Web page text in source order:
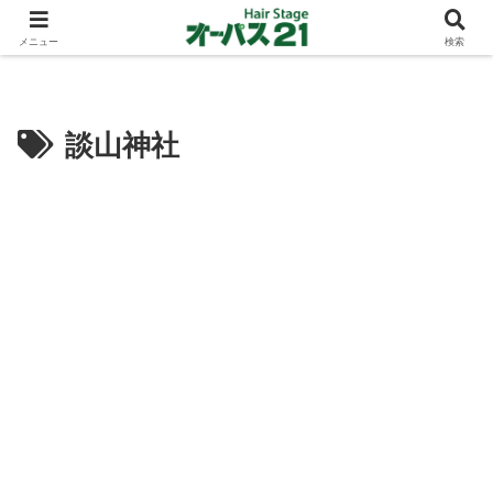
ショートカットとボブスタイルのお客様が多い東大阪のヘアーサロン 店長の与
太話
談山神社
メニュー 検索